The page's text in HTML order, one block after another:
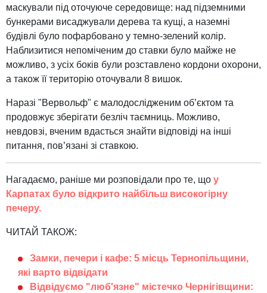
маскували під оточуюче середовище: над підземними
бункерами висаджували дерева та кущі, а наземні
будівлі було пофарбовано у темно-зелений колір.
Наблизитися непоміченим до ставки було майже не
можливо, з усіх боків були розставлено кордони охорони,
а також її територію оточували 8 вишок.
Наразі "Вервольф" є малодослідженим об’єктом та
продовжує зберігати безліч таємниць. Можливо,
невдовзі, вченим вдасться знайти відповіді на інші
питання, пов’язані зі ставкою.
Нагадаємо, раніше ми розповідали про те, що у
Карпатах було відкрито найбільш високогірну
печеру.
ЧИТАЙ ТАКОЖ:
Замки, печери і кафе: 5 місць Тернопільщини,
які варто відвідати
Відвідуємо "люб'язне" містечко Чернігівщини: